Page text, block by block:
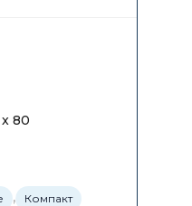
x 80
, Компакт